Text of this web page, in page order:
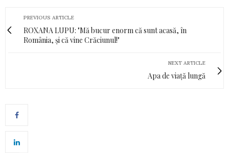
PREVIOUS ARTICLE
ROXANA LUPU: "Mă bucur enorm că sunt acasă, în
România, și că vine Crăciunul!"
NEXT ARTICLE
Apa de viață lungă